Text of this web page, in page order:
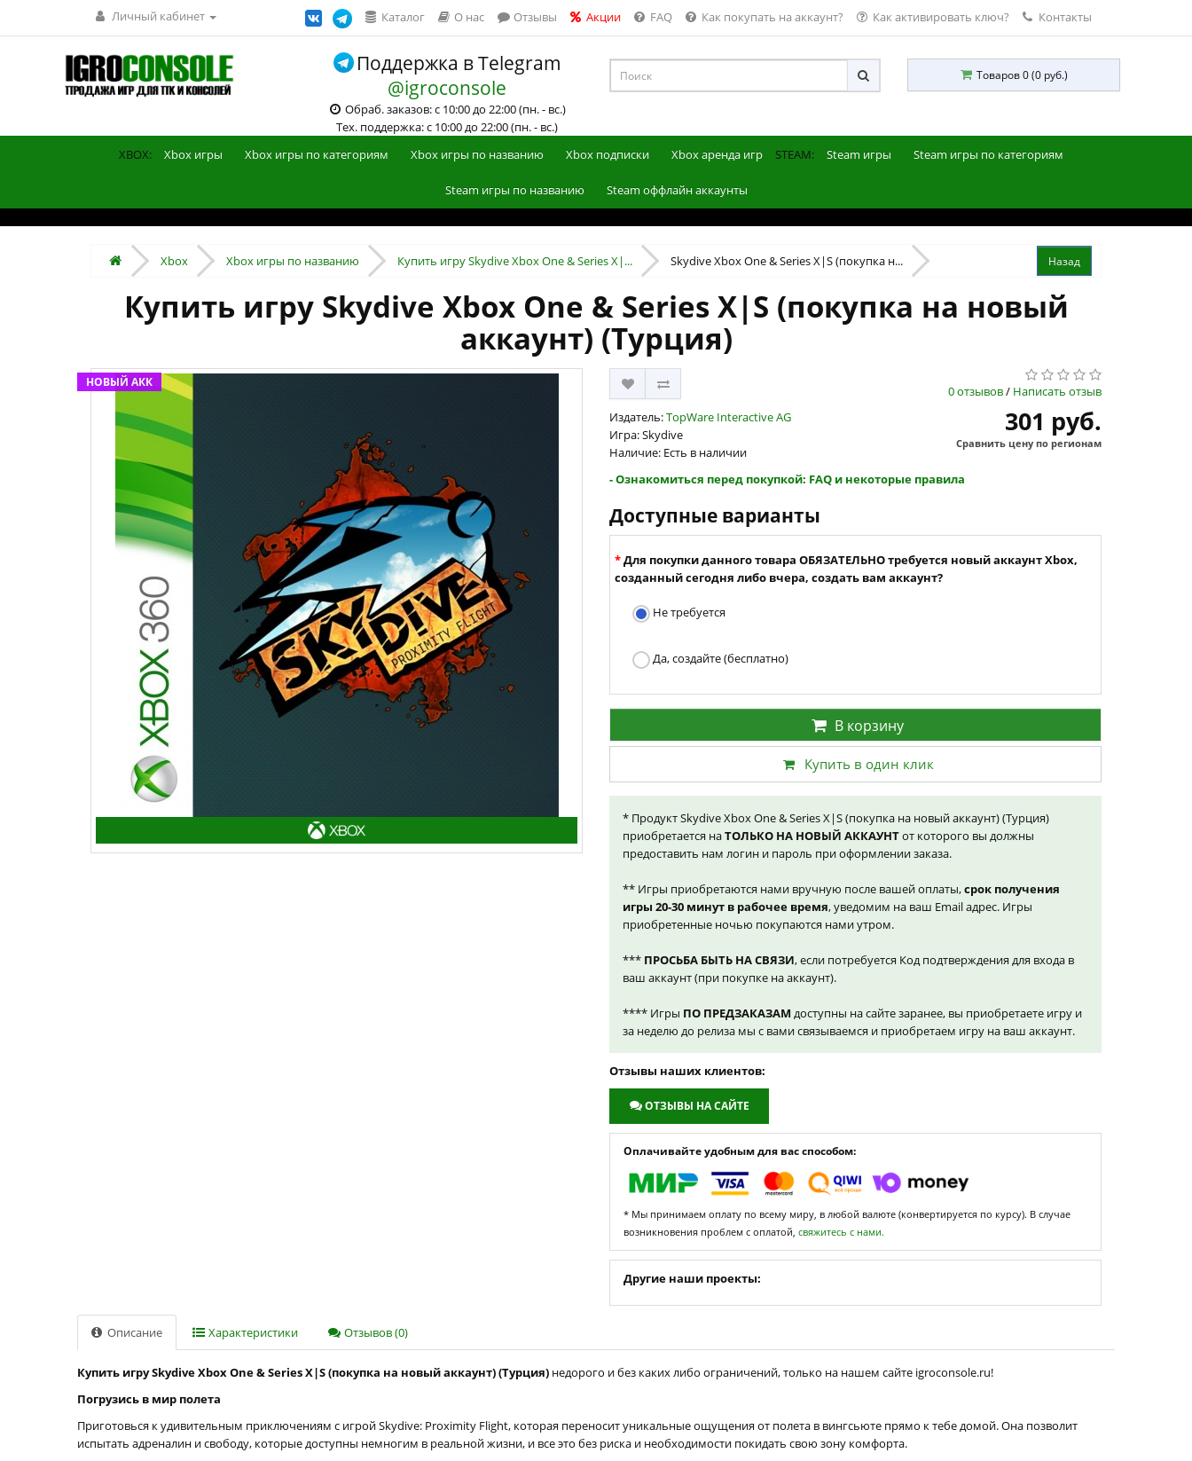
Личный кабинет Каталог О нас Отзывы Акции FAQ Как покупать на аккаунт? Как активировать ключ? Контакты
Поддержка в Telegram
@igroconsole
Обраб. заказов: с 10:00 до 22:00 (пн. - вс.)
Тех. поддержка: с 10:00 до 22:00 (пн. - вс.)
Товаров 0 (0 руб.)
XBOX: Xbox игры Xbox игры по категориям Xbox игры по названию Xbox подписки Xbox аренда игр STEAM: Steam игры Steam игры по категориям
Steam игры по названию Steam оффлайн аккаунты
Xbox Xbox игры по названию Купить игру Skydive Xbox One & Series X|... Skydive Xbox One & Series X|S (покупка н...
Купить игру Skydive Xbox One & Series X|S (покупка на новый
аккаунт) (Турция)
НОВЫЙ АКК
0 отзывов/ Написать отзыв
Издатель:TopWare Interactive AG
Игра: Skydive
Наличие: Есть в наличии
301 руб.
Сравнить цену по регионам
- Ознакомиться перед покупкой: FAQ и некоторые правила
Доступные варианты
Для покупки данного товара ОБЯЗАТЕЛЬНО требуется новый аккаунт Xbox,
созданный сегодня либо вчера, создать вам аккаунт?
Не требуется
Да, создайте (бесплатно)
В корзину
Купить в один клик
* Продукт Skydive Xbox One & Series X|S (покупка на новый аккаунт) (Турция)
приобретается наТОЛЬКО НА НОВЫЙ АККАУНТот которого вы должны
предоставить нам логин и пароль при оформлении заказа.
** Игры приобретаются нами вручную после вашей оплаты,срок получения
игры 20-30 минут в рабочее время, уведомим на ваш Email адрес. Игры
приобретенные ночью покупаются нами утром.
*** ПРОСЬБА БЫТЬ НА СВЯЗИ, если потребуется Код подтверждения для входа в
ваш аккаунт (при покупке на аккаунт).
**** Игры ПО ПРЕДЗАКАЗАМ доступны на сайте заранее, вы приобретаете игру и
за неделю до релиза мы с вами связываемся и приобретаем игру на ваш аккаунт.
Отзывы наших клиентов:
ОТЗЫВЫ НА САЙТЕ
Оплачивайте удобным для вас способом:
* Мы принимаем оплату по всему миру, в любой валюте (конвертируется по курсу). В случае
возникновения проблем с оплатой, свяжитесь с нами.
Другие наши проекты:
Описание Характеристики Отзывов (0)
Купить игру Skydive Xbox One & Series X|S (покупка на новый аккаунт) (Турция) недорого и без каких либо ограничений, только на нашем сайте igroconsole.ru!
Погрузись в мир полета
Приготовься к удивительным приключениям с игрой Skydive: Proximity Flight, которая переносит уникальные ощущения от полета в вингсьюте прямо к тебе домой. Она позволит
испытать адреналин и свободу, которые доступны немногим в реальной жизни, и все это без риска и необходимости покидать свою зону комфорта.